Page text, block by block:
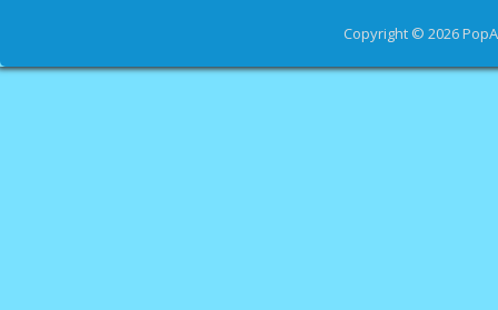
Copyright © 2026